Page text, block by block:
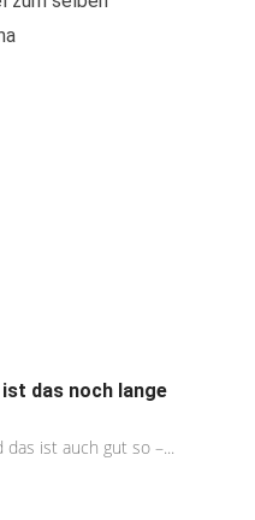
das noch lange
ist auch gut so –...